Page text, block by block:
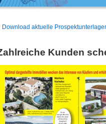
Download aktuelle
Kunden